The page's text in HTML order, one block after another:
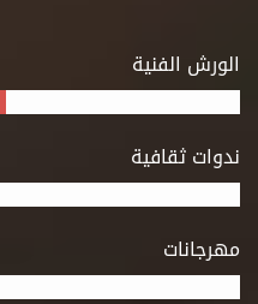
الورش الفنية
ندوات ثقافية
مهرجانات